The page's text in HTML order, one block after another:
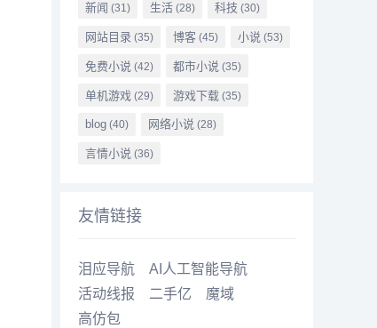
新闻 (31) 生活(28) 科技 (30)
网站目录(35) 博客(45) 小说 (53)
免费小说 (42) 都市小说 (35)
单机游戏 (29) 游戏下载(35)
blog(40) 网络小说(28)
言情小说(36)
友情链接
泪应导航
AI人工智能导航
活动线报
二手亿
魔域
高仿包